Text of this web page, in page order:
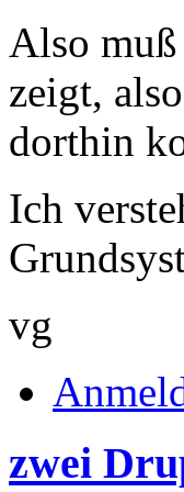
Also
zeigt,
dorthin
Ich
vg
zwei